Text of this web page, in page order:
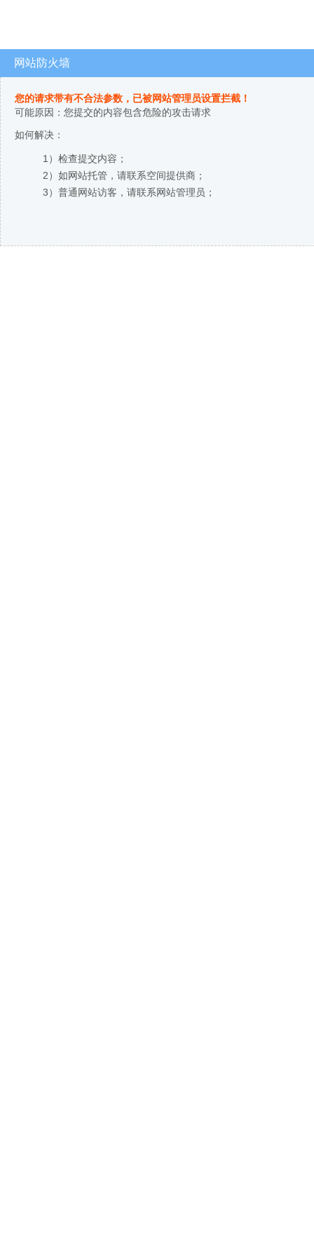
网站防火墙
您的请求带有不合法参数，已被网站管理员设置拦截！
可能原因：您提交的内容包含危险的攻击请求
如何解决：
1）检查提交内容；
2）如网站托管，请联系空间提供商；
3）普通网站访客，请联系网站管理员；